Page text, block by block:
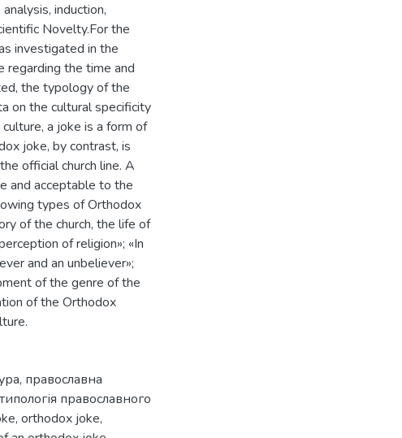
induction,
Novelty.For the
investigated in the
regarding the time and
the typology of the
on the cultural specificity
a joke is a form of
joke, by contrast, is
official church line. A
and acceptable to the
types of Orthodox
of the church, the life of
of religion»; «In
and an unbeliever»;
of the genre of the
of the Orthodox
, православна
типологія православного
, orthodox joke,